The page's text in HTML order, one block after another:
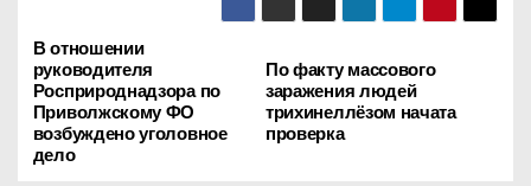
Н
а
в
По факту массового
заражения людей
трихинеллёзом начата
проверка
В отношении
руководителя
Росприроднадзора по
Приволжскому ФО
возбуждено уголовное
дело